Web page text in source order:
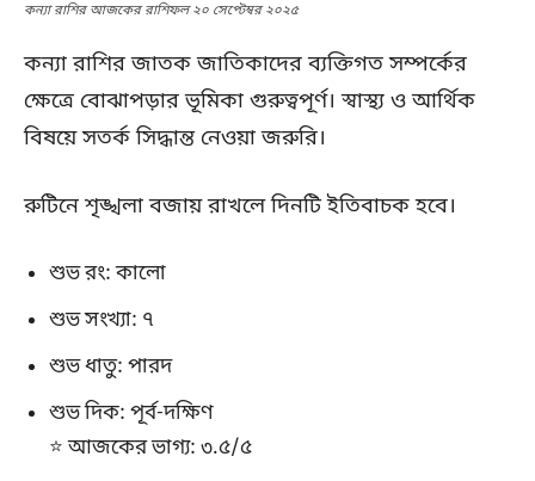
কন্যা রাশির আজকের রাশিফল ২০ সেপ্টেম্বর ২০২৫
কন্যা রাশির জাতক জাতিকাদের ব্যক্তিগত সম্পর্কের
ক্ষেত্রে বোঝাপড়ার ভূমিকা গুরুত্বপূর্ণ। স্বাস্থ্য ও আর্থিক
বিষয়ে সতর্ক সিদ্ধান্ত নেওয়া জরুরি।
রুটিনে শৃঙ্খলা বজায় রাখলে দিনটি ইতিবাচক হবে।
শুভ রং: কালো
শুভ সংখ্যা: ৭
শুভ ধাতু: পারদ
শুভ দিক: পূর্ব-দক্ষিণ
⭐ আজকের ভাগ্য: ৩.৫/৫